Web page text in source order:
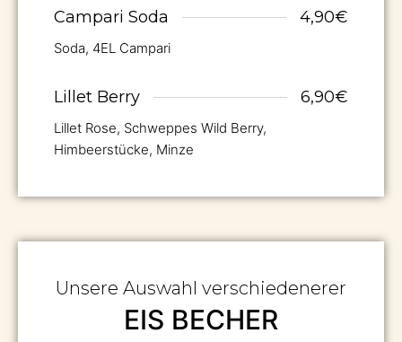
Campari Soda 4,90€
Soda, 4EL Campari
Lillet Berry 6,90€
Lillet Rose, Schweppes Wild Berry,
Himbeerstücke, Minze
Unsere Auswahl verschiedenerer
EIS BECHER